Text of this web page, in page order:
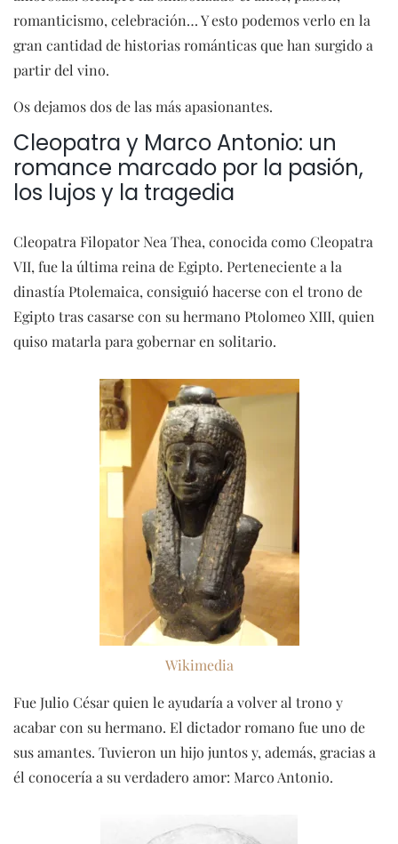
romanticismo, celebración… Y esto podemos verlo en la
gran cantidad de historias románticas que han surgido a
partir del vino.
Os dejamos dos de las más apasionantes.
Cleopatra y Marco Antonio: un
romance marcado por la pasión,
los lujos y la tragedia
Cleopatra Filopator Nea Thea, conocida como Cleopatra
VII, fue la última reina de Egipto. Perteneciente a la
dinastía Ptolemaica, consiguió hacerse con el trono de
Egipto tras casarse con su hermano Ptolomeo XIII, quien
quiso matarla para gobernar en solitario.
Wikimedia
Fue Julio César quien le ayudaría a volver al trono y
acabar con su hermano. El dictador romano fue uno de
sus amantes. Tuvieron un hijo juntos y, además, gracias a
él conocería a su verdadero amor: Marco Antonio.